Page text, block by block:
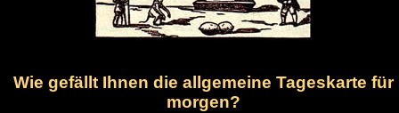
Wie gefällt Ihnen die allgemeine Tageskarte für
morgen?